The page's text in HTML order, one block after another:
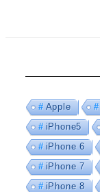
Apple
iPhone5
iPhone 6
iPhone 7
iPhone 8